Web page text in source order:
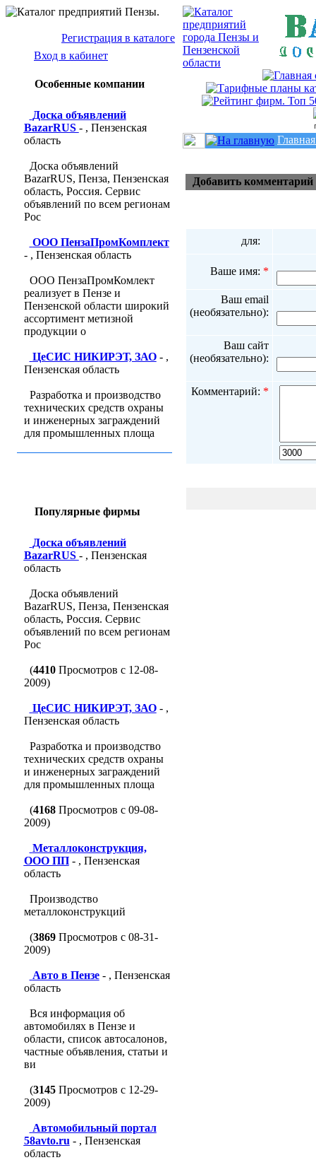
Регистрация в каталоге
Вход в кабинет
Особенные компании
Доска объявлений
BazarRUS - , Пензенская
область
Доска объявлений
BazarRUS, Пенза, Пензенская
область, Россия. Сервис
объявлений по всем регионам
Рос
ООО ПензаПромКомплект
- , Пензенская область
ООО ПензаПромКомлект
реализует в Пензе и
Пензенской области широкий
ассортимент метизной
продукции о
ЦеСИС НИКИРЭТ, ЗАО- ,
Пензенская область
Разработка и производство
технических средств охраны
и инженерных заграждений
для промышленных площа
Популярные фирмы
Доска объявлений
BazarRUS - , Пензенская
область
Доска объявлений
BazarRUS, Пенза, Пензенская
область, Россия. Сервис
объявлений по всем регионам
Рос
(4410Просмотров с 12-08-
2009)
ЦеСИС НИКИРЭТ, ЗАО- ,
Пензенская область
Разработка и производство
технических средств охраны
и инженерных заграждений
для промышленных площа
(4168Просмотров с 09-08-
2009)
Металлоконструкция,
ООО ПП- , Пензенская
область
Производство
металлоконструкций
(3869Просмотров с 08-31-
2009)
Авто в Пензе- , Пензенская
область
Вся информация об
автомобилях в Пензе и
области, список автосалонов,
частные объявления, статьи и
ви
(3145Просмотров с 12-29-
2009)
Автомобильный портал
58avto.ru - , Пензенская
область
Главная
Добавить комментарий
для:
Ваше имя: *
Ваш email
(необязательно):
Ваш сайт
(необязательно):
Комментарий: *